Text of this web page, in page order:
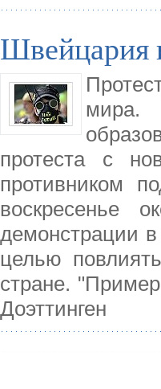
Швейцария
мира.
протеста с
противником
воскресенье
демонстрации
целью
стране.
Доэттинген